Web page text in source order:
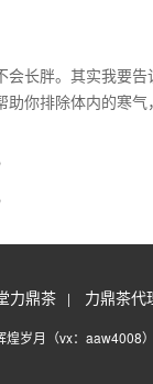
长胖。其实我要
你排除体内的寒气
力鼎茶 | 力鼎茶代
岁月（vx：aaw4008）